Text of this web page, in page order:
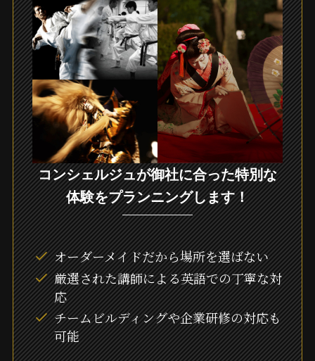
コンシェルジュが御社に合った特別な
体験をプランニングします！
オーダーメイドだから場所を選ばない
厳選された講師による英語での丁寧な対
応
チームビルディングや企業研修の対応も
可能